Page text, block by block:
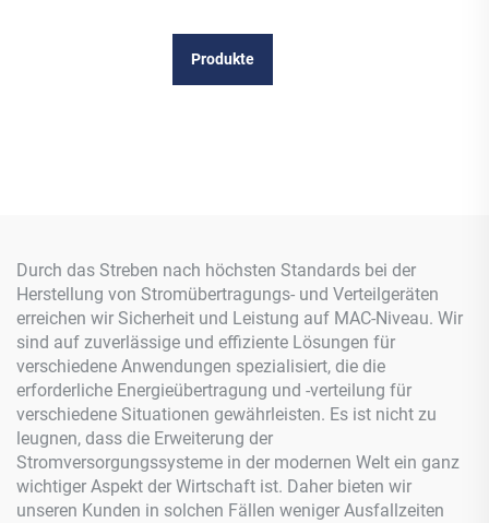
Produkte
Durch das Streben nach höchsten Standards bei der
Herstellung von Stromübertragungs- und Verteilgeräten
erreichen wir Sicherheit und Leistung auf MAC-Niveau. Wir
sind auf zuverlässige und effiziente Lösungen für
verschiedene Anwendungen spezialisiert, die die
erforderliche Energieübertragung und -verteilung für
verschiedene Situationen gewährleisten. Es ist nicht zu
leugnen, dass die Erweiterung der
Stromversorgungssysteme in der modernen Welt ein ganz
wichtiger Aspekt der Wirtschaft ist. Daher bieten wir
unseren Kunden in solchen Fällen weniger Ausfallzeiten